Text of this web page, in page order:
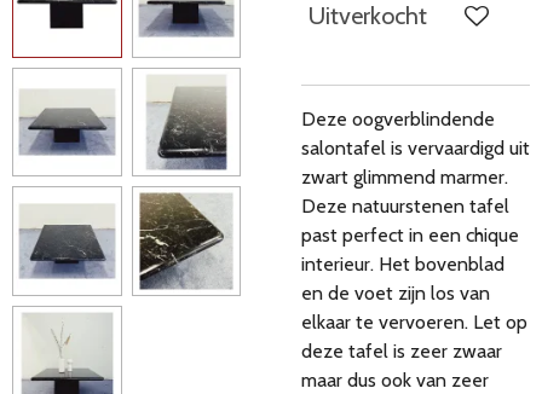
Uitverkocht
Deze oogverblindende
salontafel is vervaardigd uit
zwart glimmend marmer.
Deze natuurstenen tafel
past perfect in een chique
interieur. Het bovenblad
en de voet zijn los van
elkaar te vervoeren. Let op
deze tafel is zeer zwaar
maar dus ook van zeer